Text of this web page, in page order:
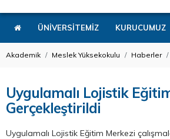
ÜNİVERSİTEMİZ KURUCUMUZ
Akademik Meslek Yüksekokulu Haberler
Uygulamalı Lojistik
Gerçekleştirildi
Uygulamalı Lojistik Eğitim Merkezi